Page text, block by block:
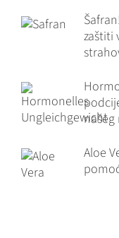
zaštiti
Aloe